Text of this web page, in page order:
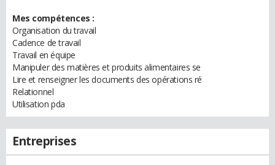
Mes compétences :
Organisation du travail
Cadence de travail
Travail en équipe
Manipuler des matières et produits alimentaires se
Lire et renseigner les documents des opérations ré
Relationnel
Utilisation pda
Entreprises